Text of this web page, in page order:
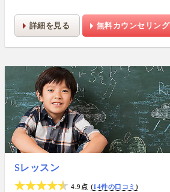
詳細を見る 無料カウンセリン
Sレッスン
4.9点
14件の口コミ